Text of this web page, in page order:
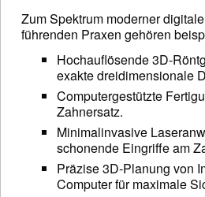
Zum Spektrum moderner
führenden Praxen gehören
Hochauflösende 3D-
exakte dreidimensionale
Computergestützte
Zahnersatz.
Minimalinvasive
schonende Eingriffe am
Präzise 3D-Planung von
Computer für maximale